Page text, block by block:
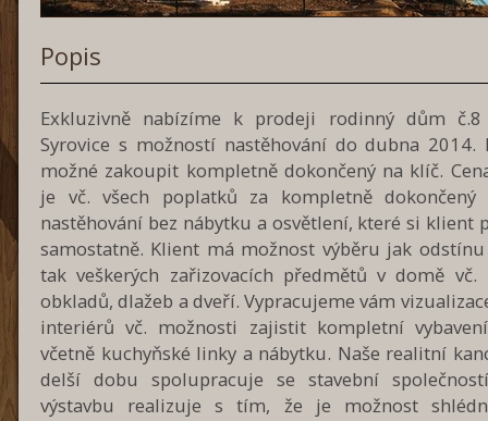
Popis
Exkluzivně nabízíme k prodeji rodinný dům
Syrovice s možností nastěhování do dubna 2014.
možné zakoupit kompletně dokončený na klíč.
je vč. všech poplatků za kompletně
nastěhování bez nábytku a osvětlení, které si klient
samostatně. Klient má možnost výběru jak odstínu
tak veškerých zařizovacích předmětů v domě vč.
obkladů, dlažeb a dveří. Vypracujeme vám
interiérů vč. možnosti zajistit kompletní
včetně kuchyňské linky a nábytku. Naše realitní
delší dobu spolupracuje se stavební
výstavbu realizuje s tím, že je možnost